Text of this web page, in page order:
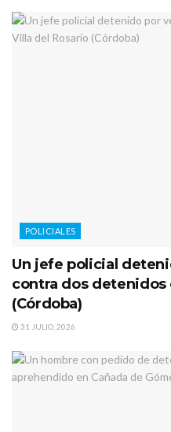
POLICIALES
Un jefe policial
contra dos detenidos
(Córdoba)
31 JULIO, 2026